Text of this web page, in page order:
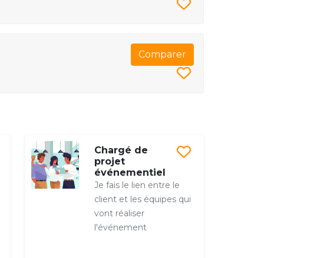
Comparer
Chargé de
projet
événementiel
Je fais le lien entre le
client et les équipes qui
vont réaliser
l'événement